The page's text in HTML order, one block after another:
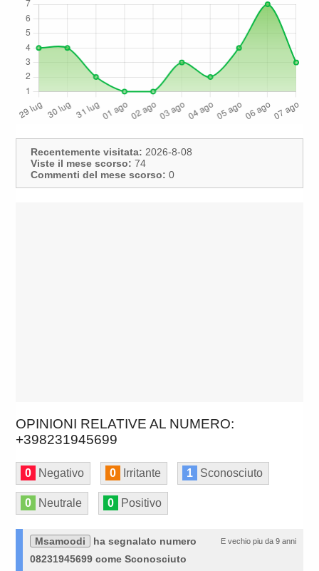
Recentemente visitata: 2026-8-08
Viste il mese scorso: 74
Commenti del mese scorso: 0
OPINIONI RELATIVE AL NUMERO:
+398231945699
0 Negativo 0 Irritante 1 Sconosciuto
0 Neutrale 0 Positivo
E vechio piu da 9 anni
Msamoodi
ha segnalato numero
08231945699 come Sconosciuto